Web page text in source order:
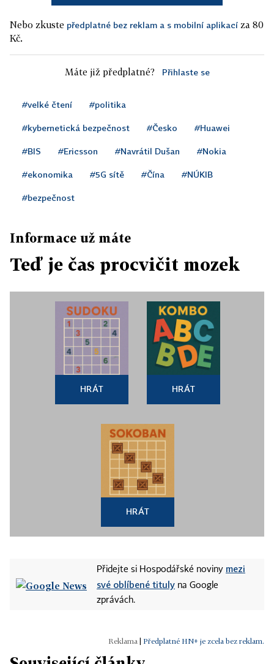
Nebo zkuste předplatné bez reklam a s mobilní aplikací za 80
Kč.
Máte již předplatné? Přihlaste se
#velké čtení #politika
#kybernetická bezpečnost #Česko #Huawei
#BIS #Ericsson #Navrátil Dušan #Nokia
#ekonomika #5G sítě #Čína #NÚKIB
#bezpečnost
Informace už máte
Teď je čas procvičit mozek
HRÁT HRÁT
HRÁT
Přidejte si Hospodářské noviny mezi
své oblíbené tituly na Google
zprávách.
Předplatné HN+ je zcela bez reklam.